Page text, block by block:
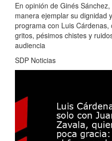
En opinión de Ginés
manera ejemplar su dignidad
programa con Luis
gritos, pésimos chistes y
audiencia
SDP Noticias